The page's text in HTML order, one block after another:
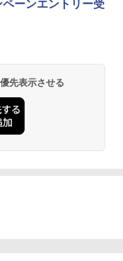
ペーンエントリー受
先表示させる